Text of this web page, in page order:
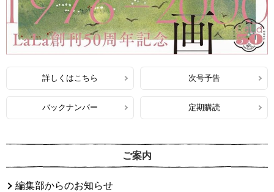
詳しくはこちら 次号予告
バックナンバー 定期購読
ご案内
編集部からのお知らせ